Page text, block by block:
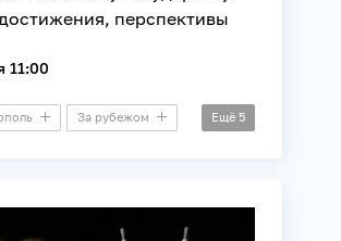
перспективы
11:00
За рубежом Ещё 5